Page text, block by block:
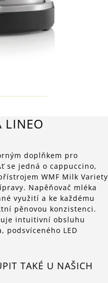
LINEO
doplňkem pro
se jedná o cappuccino,
WMF Milk Variety
Napěňovač mléka
využití a ke každému
pěnovou konzistenci.
intuitivní obsluhu
podsvíceného LED
TAKÉ U NAŠICH